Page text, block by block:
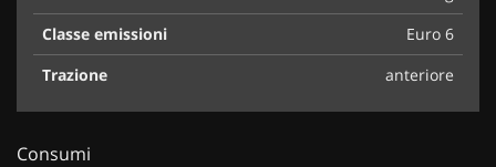
Classe emissioni
Euro 6
Trazione
anteriore
Consumi